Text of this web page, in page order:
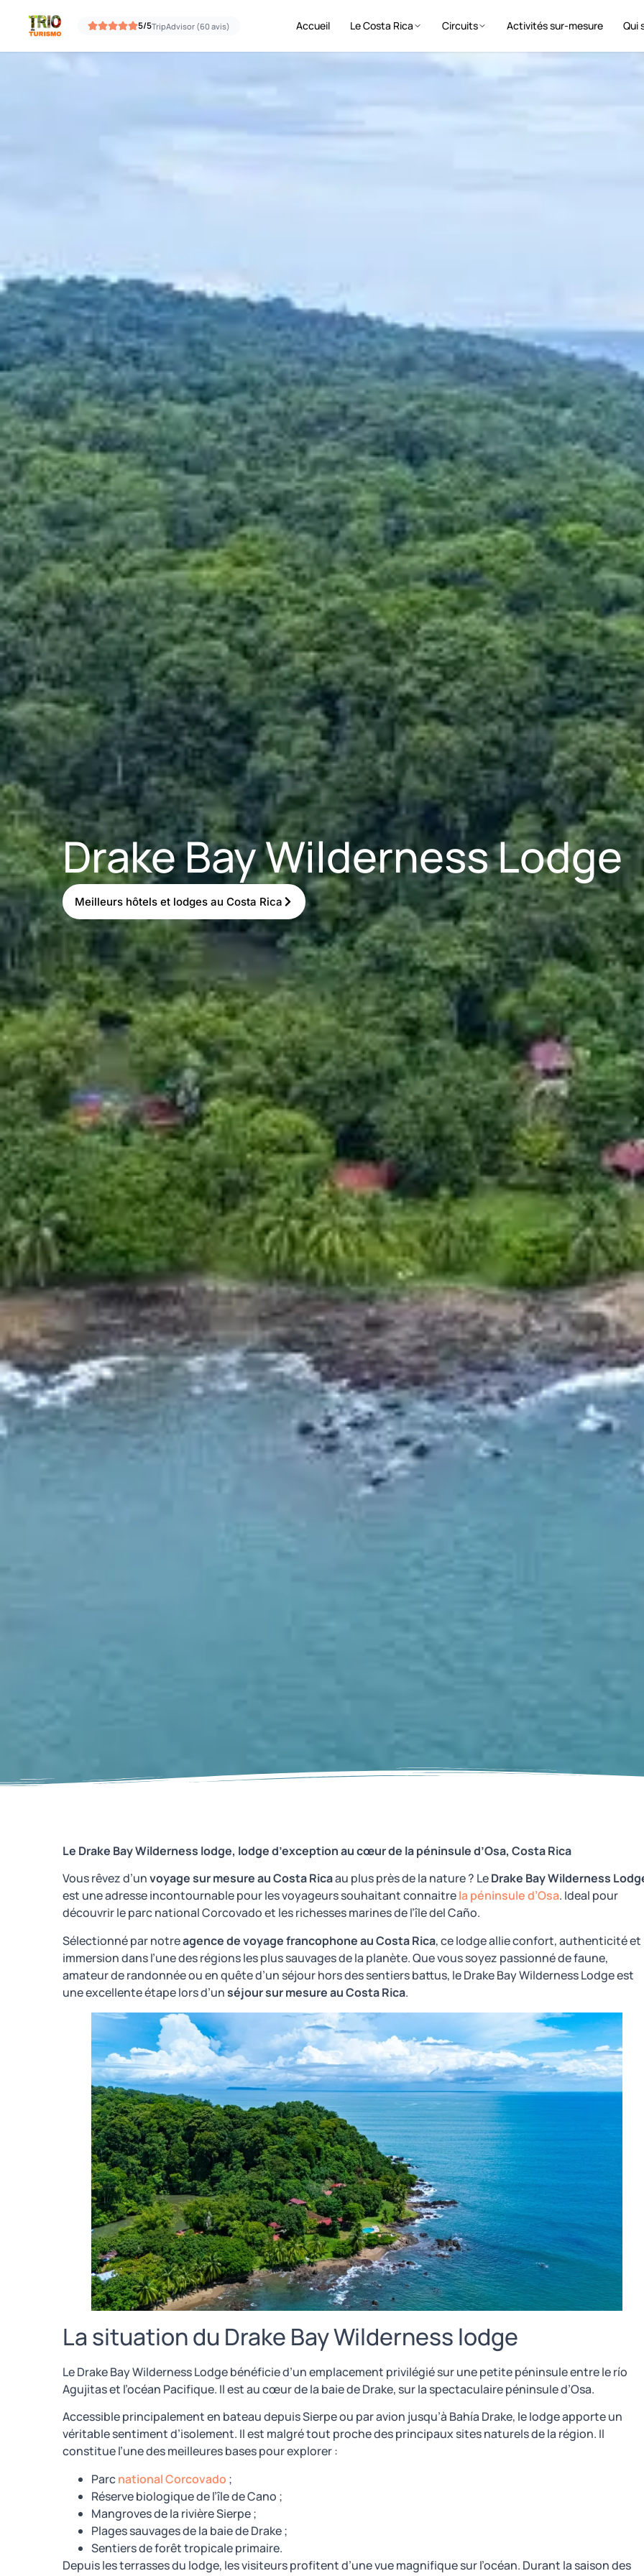
5/5TripAdvisor (60 avis) Accueil Le Costa Rica Circuits Activités sur-mesure Qui
Drake Bay Wilderness Lodge
Meilleurs hôtels et lodges au Costa Rica
Le Drake Bay Wilderness lodge, lodge d’exception au cœur de la péninsule d’Osa, Costa Rica
Vous rêvez d’unvoyage sur mesure au Costa Ricaau plus près de la nature ? LeDrake Bay Wilderness
est une adresse incontournable pour les voyageurs souhaitant connaitrela péninsule d’Osa. Ideal pour
découvrir le parc national Corcovado et les richesses marines de l’île del Caño.
Sélectionné par notreagence de voyage francophone au Costa Rica, ce lodge allie confort, authenticité et
immersion dans l’une des régions les plus sauvages de la planète. Que vous soyez passionné de faune,
amateur de randonnée ou en quête d’un séjour hors des sentiers battus, le Drake Bay Wilderness Lodge est
une excellente étape lors d’unséjour sur mesure au Costa Rica.
La situation du Drake Bay Wilderness lodge
Le Drake Bay Wilderness Lodge bénéficie d’un emplacement privilégié sur une petite péninsule entre le río
Agujitas et l’océan Pacifique. Il est au cœur de la baie de Drake, sur la spectaculaire péninsule d’Osa.
Accessible principalement en bateau depuis Sierpe ou par avion jusqu’à Bahía Drake, le lodge apporte un
véritable sentiment d’isolement. Il est malgré tout proche des principaux sites naturels de la région. Il
constitue l’une des meilleures bases pour explorer :
Parcnational Corcovado ;
Réserve biologique de l’île de Cano ;
Mangroves de la rivière Sierpe ;
Plages sauvages de la baie de Drake ;
Sentiers de forêt tropicale primaire.
Depuis les terrasses du lodge, les visiteurs profitent d’une vue magnifique sur l’océan. Durant la saison des